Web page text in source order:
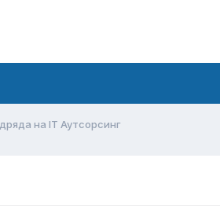
на IT Аутсорсинг